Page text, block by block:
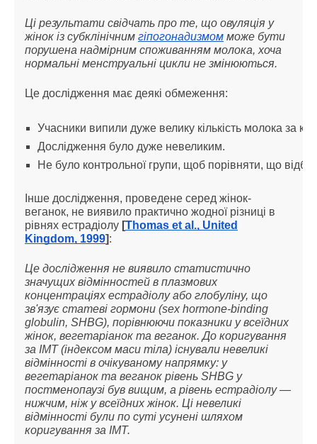
Ці результати свідчать про те, що овуляція у
жінок із субклінічним гіпогонадизмом може бути
порушена надмірним споживанням молока, хоча
нормальні менструальні цикли не змінюються.
Це дослідження має деякі обмеження:
Учасники випили дуже велику кількість молока за
Дослідження було дуже невеликим.
Не було контрольної групи, щоб порівняти, що
Інше дослідження, проведене серед жінок-
веганок, не виявило практично жодної різниці в
рівнях естрадіолу [Thomas et al., United
Kingdom, 1999]:
Це дослідження не виявило статистично
значущих відмінностей в плазмових
концентраціях естрадіолу або глобуліну, що
зв'язує статеві гормони (sex hormone-binding
globulin, SHBG), порівнюючи показники у всеїдних
жінок, вегетаріанок та веганок. До коригування
за ІМТ (індексом маси тіла) існували невеликі
відмінності в очікуваному напрямку: у
вегетаріанок та веганок рівень SHBG у
постменопаузі був вищим, а рівень естрадіолу —
нижчим, ніж у всеїдних жінок. Ці невеликі
відмінності були по суті усунені шляхом
коригування за ІМТ.